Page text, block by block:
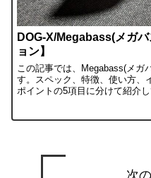
DOG-X/Megabass(メガ
ョン】
この記事では、Megabass(メガ
す。スペック、特徴、使い方、
ポイントの5項目に分けて紹介し
次